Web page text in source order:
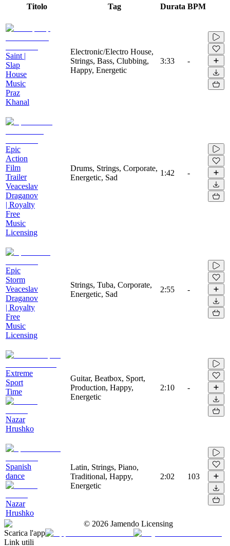
Titolo Tag Durata BPM
Saint |
Slap
House
Music
Praz
Khanal
Electronic/Electro House,
Strings, Bass, Clubbing,
Happy, Energetic
3:33 -
Epic
Action
Film
Trailer
Veaceslav
Draganov
| Royalty
Free
Music
Licensing
Drums, Strings, Corporate,
Energetic, Sad
1:42 -
Epic
Storm
Veaceslav
Draganov
| Royalty
Free
Music
Licensing
Strings, Tuba, Corporate,
Energetic, Sad
2:55 -
Extreme
Sport
Time
Nazar
Hrushko
Guitar, Beatbox, Sport,
Production, Happy,
Energetic
2:10 -
Spanish
dance
Nazar
Hrushko
Latin, Strings, Piano,
Traditional, Happy,
Energetic
2:02 103
© 2026 Jamendo Licensing
Scarica l'app
Link utili